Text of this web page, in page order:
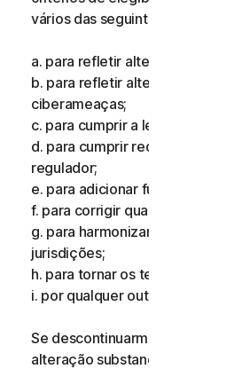
vários das seguintes motivos:
a. para refletir alterações na
b. para refletir alterações na
ciberameaças;
c. para cumprir a lei e refletir
d. para cumprir requisitos
regulador;
e. para adicionar funcionalidades
f. para corrigir qualquer erro;
g. para harmonizar os serviços
jurisdições;
h. para tornar os termos mais
i. por qualquer outro motivo
Se descontinuarmos os
alteração substancial aos